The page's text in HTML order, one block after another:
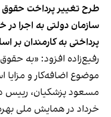
طرح تغییر پرداخت حقوق
سازمان دولتی به اجرا
پرداختی به کارمندان بر
رفیع‌زاده افزود: «به
موضوع اضافه‌کار و
خرداد در همایش ملی